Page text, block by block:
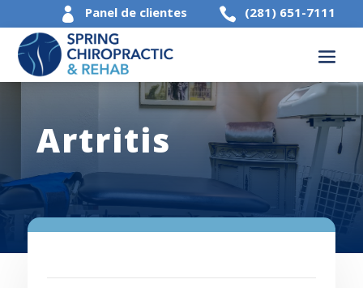
 Panel de clientes  (281) 651-7111
Artritis